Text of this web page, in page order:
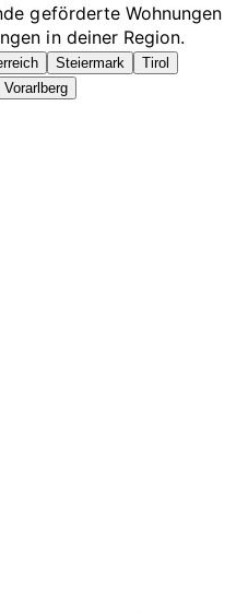
geförderte Wohnungen
in deiner Region.
Steiermark
Tirol
Vorarlberg